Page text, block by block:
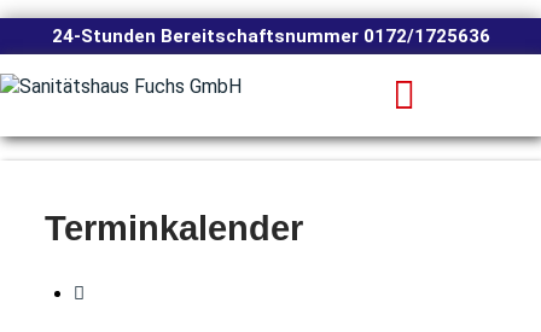
24-Stunden Bereitschaftsnummer 0172/1725636
Terminkalender